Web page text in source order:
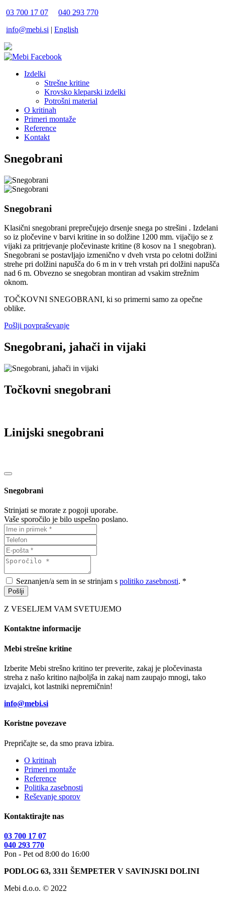
03 700 17 07
040 293 770
info@mebi.si | English
Izdelki
Strešne kritine
Krovsko kleparski izdelki
Potrošni material
O kritinah
Primeri montaže
Reference
Kontakt
Snegobrani
Snegobrani
Klasični snegobrani preprečujejo drsenje snega po strešini . Izdelani
so iz pločevine v barvi kritine in so dolžine 1200 mm. vijačijo se z
vijaki za pritrjevanje pločevinaste kritine (8 kosov na 1 snegobran).
Snegobrani se postavljajo izmenično v dveh vrsta po celotni dolžini
strehe pri dolžini napušča do 6 m in v treh vrstah pri dolžini napušča
nad 6 m. Obvezno se snegobran montiran ad vsakim strežnim
oknom.
TOČKOVNI SNEGOBRANI, ki so primerni samo za opečne
oblike.
Pošlji povpraševanje
Snegobrani, jahači in vijaki
Točkovni snegobrani
Linijski snegobrani
Snegobrani
Strinjati se morate z pogoji uporabe.
Vaše sporočilo je bilo uspešno poslano.
Seznanjen/a sem in se strinjam s politiko zasebnosti. *
Pošlji
Z VESELJEM VAM SVETUJEMO
Kontaktne informacije
Mebi strešne kritine
Izberite Mebi strešno kritino ter preverite, zakaj je pločevinasta
streha z našo kritino najboljša in zakaj nam zaupajo mnogi, tako
izvajalci, kot lastniki nepremičnin!
info@mebi.si
Koristne povezave
Prepričajte se, da smo prava izbira.
O kritinah
Primeri montaže
Reference
Politika zasebnosti
Reševanje sporov
Kontaktirajte nas
03 700 17 07
040 293 770
Pon - Pet od 8:00 do 16:00
PODLOG 63, 3311 ŠEMPETER V SAVINJSKI DOLINI
Mebi d.o.o. © 2022